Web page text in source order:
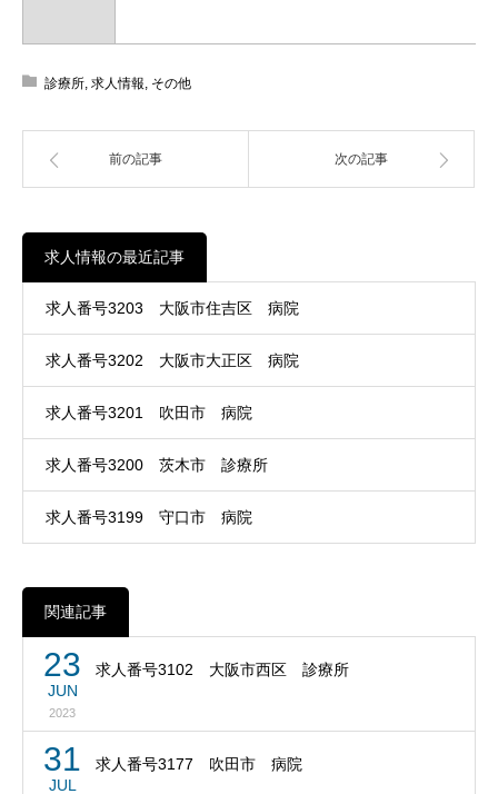
診療所 求人情報 その他
前の記事 次の記事
求人情報の最近記事
求人番号3203 大阪市住吉区 病院
求人番号3202 大阪市大正区 病院
求人番号3201 吹田市 病院
求人番号3200 茨木市 診療所
求人番号3199 守口市 病院
関連記事
23
JUN
2023
求人番号3102 大阪市西区 診療所
31
JUL
求人番号3177 吹田市 病院